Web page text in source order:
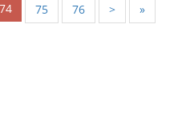
74 75 76 > »